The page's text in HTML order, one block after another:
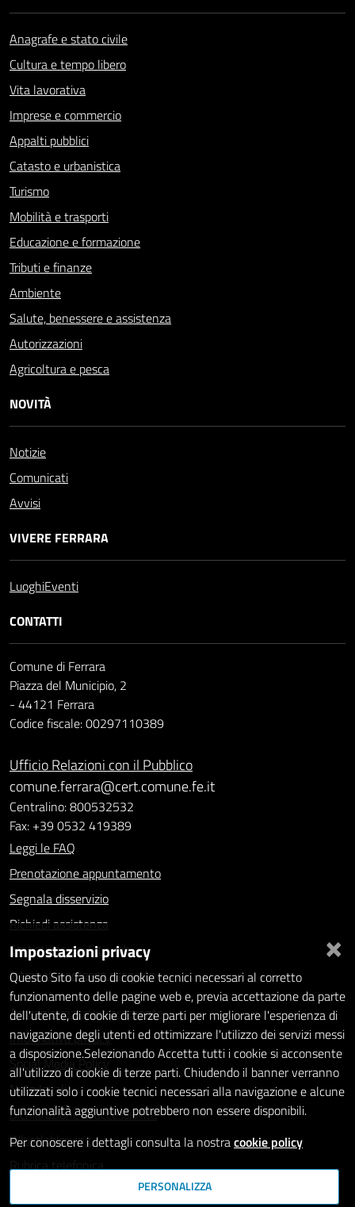
Anagrafe e stato civile
Cultura e tempo libero
Vita lavorativa
Imprese e commercio
Appalti pubblici
Catasto e urbanistica
Turismo
Mobilità e trasporti
Educazione e formazione
Tributi e finanze
Ambiente
Salute, benessere e assistenza
Autorizzazioni
Agricoltura e pesca
NOVITÀ
Notizie
Comunicati
Avvisi
VIVERE FERRARA
LuoghiEventi
CONTATTI
Comune di Ferrara
Piazza del Municipio, 2
- 44121 Ferrara
Codice fiscale: 00297110389
Ufficio Relazioni con il Pubblico
comune.ferrara@cert.comune.fe.it
Centralino: 800532532
Fax: +39 0532 419389
Leggi le FAQ
Prenotazione appuntamento
Segnala disservizio
Richiedi assistenza
Statistiche dei Siti web
Intranet - accesso riservato
Amministrazione trasparente
Informativa privacy
Social Media Policy
Note legali
Dichiarazione di accessibilità
Whistleblowing
Rubrica telefonica
SEGUICI SU
×
Impostazioni privacy
Questo Sito fa uso di cookie tecnici necessari al corretto
funzionamento delle pagine web e, previa accettazione da parte
dell'utente, di cookie di terze parti per migliorare l'esperienza di
navigazione degli utenti ed ottimizzare l'utilizzo dei servizi messi
a disposizione.Selezionando Accetta tutti i cookie si acconsente
all'utilizzo di cookie di terze parti. Chiudendo il banner verranno
utilizzati solo i cookie tecnici necessari alla navigazione e alcune
funzionalità aggiuntive potrebbero non essere disponibili.
Per conoscere i dettagli consulta la nostracookie policy
PERSONALIZZA